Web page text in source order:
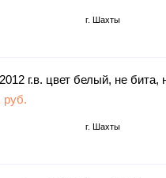
г. Шахты
г.в. цвет белый, не бита,
руб.
г. Шахты